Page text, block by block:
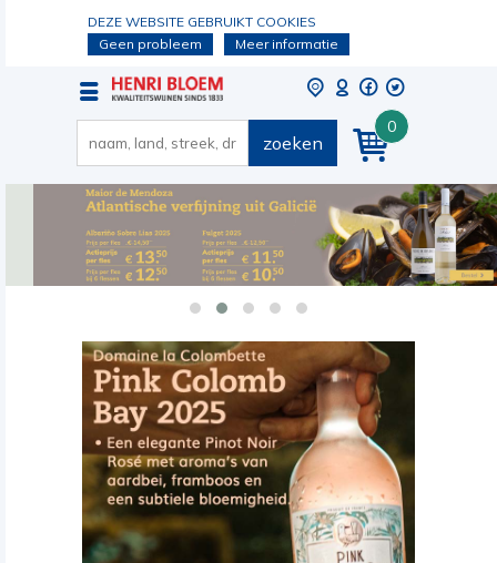
DEZE WEBSITE GEBRUIKT COOKIES
Geen probleem
Meer informatie
0
zoeken